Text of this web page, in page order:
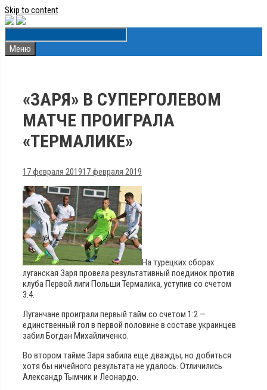
Skip to content
Меню
«ЗАРЯ» В СУПЕРГОЛЕВОМ
МАТЧЕ ПРОИГРАЛА
«ТЕРМАЛИКЕ»
17 февраля 201917 февраля 2019
На турецких сборах
луганская Заря провела результативный поединок против
клуба Первой лиги Польши Термалика, уступив со счетом
3:4.
Луганчане проиграли первый тайм со счетом 1:2 —
единственный гол в первой половине в составе украинцев
забил Богдан Михайличенко.
Во втором тайме Заря забила еще дважды, но добиться
хотя бы ничейного результата не удалось. Отличились
Александр Тымчик и Леонардо.